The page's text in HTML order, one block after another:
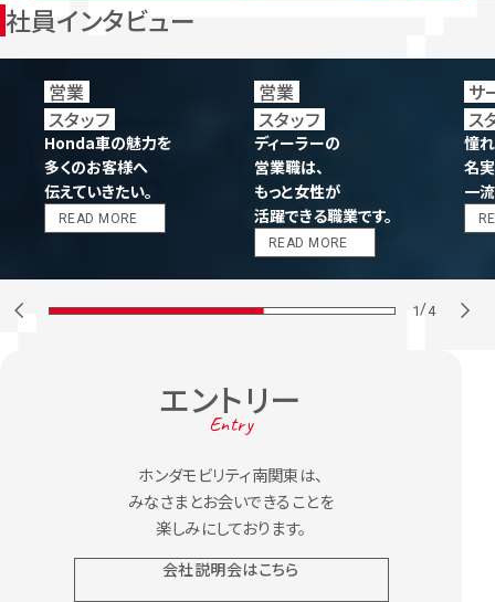
社員インタビュー
営業
スタッフ
Honda車の魅力を
多くのお客様へ
伝えていきたい。
READ MORE
営業
スタッフ
ディーラーの
営業職は、
もっと女性が
活躍できる職業です。
READ MORE
サ
ス
憧
名
一
1/4
エントリー
ホンダモビリティ南関東は、
みなさまとお会いできることを
楽しみにしております。
会社説明会はこちら